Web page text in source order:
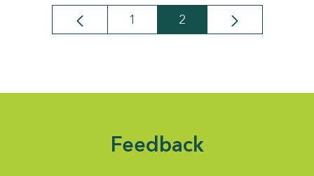
Seite
1 Seite
2
Feedback